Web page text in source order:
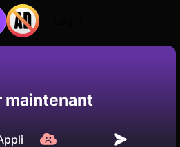
!
Non Enregistrer
maintenant